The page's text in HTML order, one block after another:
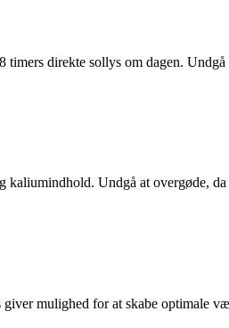
direkte sollys om dagen.
Undgå at overgøde,
mulighed for at skabe optimale